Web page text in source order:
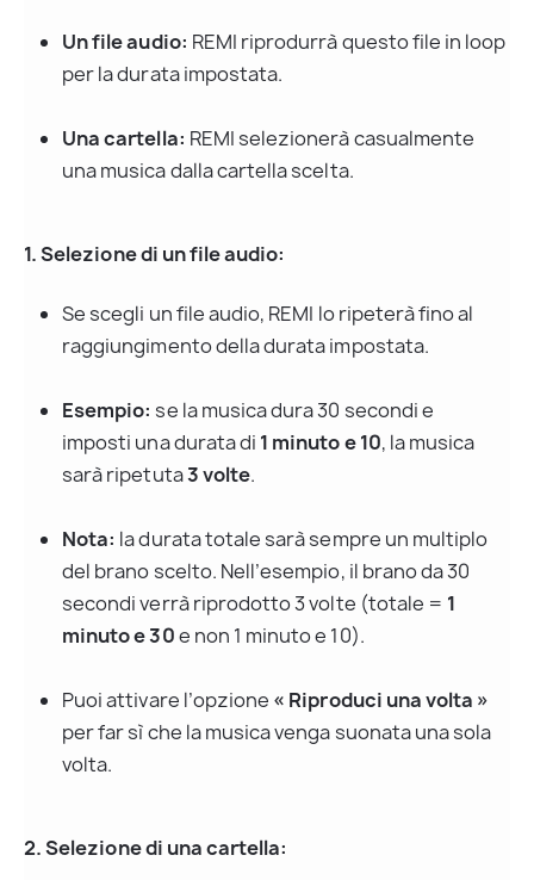
Un file audio: REMI riprodurrà questo file in loop
per la durata impostata.
Una cartella: REMI selezionerà casualmente
una musica dalla cartella scelta.
1. Selezione di un file audio:
Se scegli un file audio, REMI lo ripeterà fino al
raggiungimento della durata impostata.
Esempio: se la musica dura 30 secondi e
imposti una durata di 1 minuto e 10, la musica
sarà ripetuta 3 volte.
Nota: la durata totale sarà sempre un multiplo
del brano scelto. Nell’esempio, il brano da 30
secondi verrà riprodotto 3 volte (totale = 1
minuto e 30 e non 1 minuto e 10).
Puoi attivare l’opzione « Riproduci una volta »
per far sì che la musica venga suonata una sola
volta.
2. Selezione di una cartella: